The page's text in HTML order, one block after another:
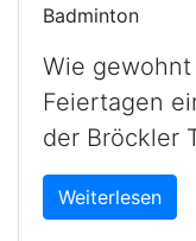
Badminton
Wie
Feiertagen
der Bröckler
Weiterlesen